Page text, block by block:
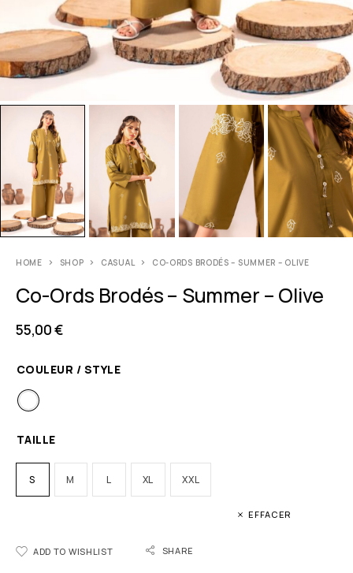
HOME SHOP CASUAL CO-ORDS BRODÉS – SUMMER – OLIVE
Co-Ords Brodés – Summer – Olive
55,00€
COULEUR / STYLE
TAILLE
S M L XL XXL
EFFACER
ADD TO WISHLIST SHARE